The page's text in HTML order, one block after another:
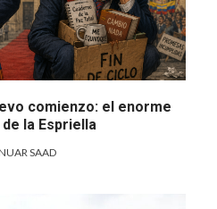
comienzo: el enorme
la Espriella
SAAD